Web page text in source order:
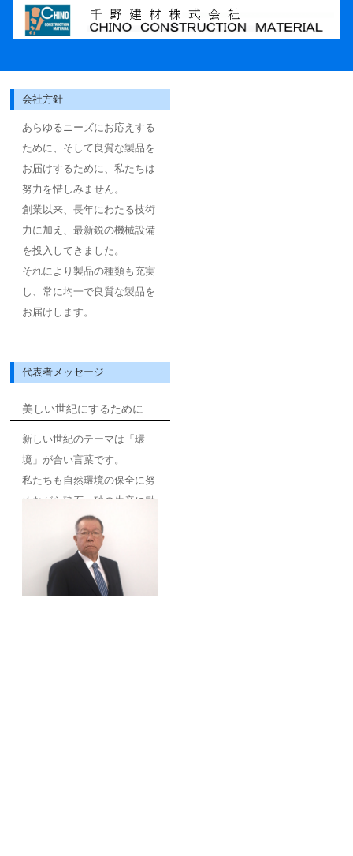
会社方針
あらゆるニーズにお応えする
ために、そして良質な製品を
お届けするために、私たちは
努力を惜しみません。
創業以来、長年にわたる技術
力に加え、最新鋭の機械設備
を投入してきました。
それにより製品の種類も充実
し、常に均一で良質な製品を
お届けします。
代表者メッセージ
美しい世紀にするために
新しい世紀のテーマは「環
境」が合い言葉です。
私たちも自然環境の保全に努
めながら砕石、砂の生産に励
み、山砕石の生産工場も芦
安、立沢に最新鋭のプラント
を整備し、環境に配慮しなが
ら安定供給を目指してまいり